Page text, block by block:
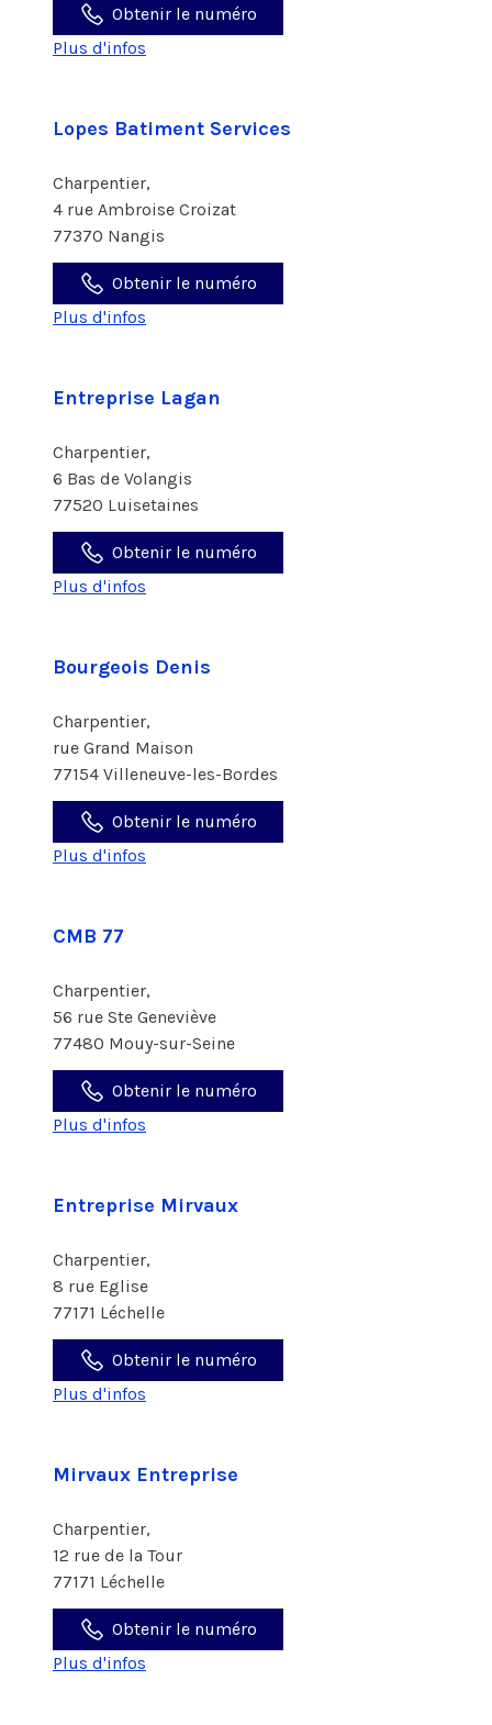
Obtenir le numéro
Plus d'infos
Lopes Batiment Services
Charpentier,
4 rue Ambroise Croizat
77370 Nangis
Obtenir le numéro
Plus d'infos
Entreprise Lagan
Charpentier,
6 Bas de Volangis
77520 Luisetaines
Obtenir le numéro
Plus d'infos
Bourgeois Denis
Charpentier,
rue Grand Maison
77154 Villeneuve-les-Bordes
Obtenir le numéro
Plus d'infos
CMB 77
Charpentier,
56 rue Ste Geneviève
77480 Mouy-sur-Seine
Obtenir le numéro
Plus d'infos
Entreprise Mirvaux
Charpentier,
8 rue Eglise
77171 Léchelle
Obtenir le numéro
Plus d'infos
Mirvaux Entreprise
Charpentier,
12 rue de la Tour
77171 Léchelle
Obtenir le numéro
Plus d'infos